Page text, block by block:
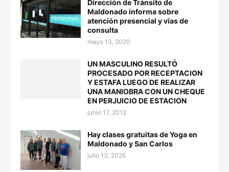
Dirección de Tránsito de
Maldonado informa sobre
atención presencial y vías de
consulta
mayo 13, 2020
UN MASCULINO RESULTÓ
PROCESADO POR RECEPTACION
Y ESTAFA LUEGO DE REALIZAR
UNA MANIOBRA CON UN CHEQUE
EN PERJUICIO DE ESTACION
junio 17, 2012
Hay clases gratuitas de Yoga en
Maldonado y San Carlos
julio 13, 2026